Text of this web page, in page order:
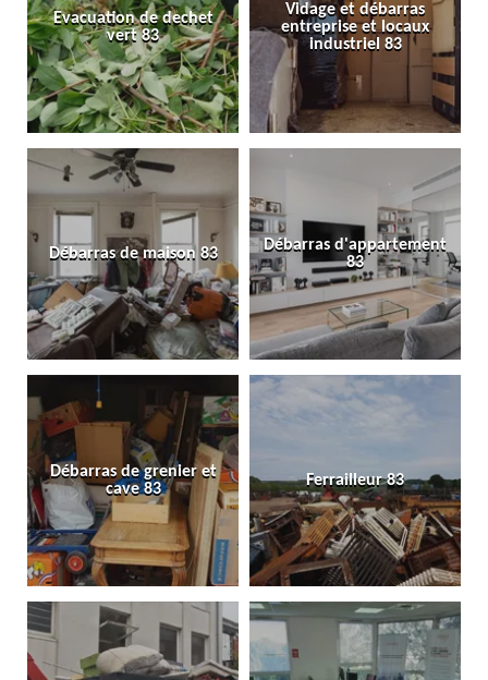
Evacuation de dechet
vert 83
Vidage et débarras
entreprise et locaux
industriel 83
Débarras de maison 83
Débarras d'appartement
83
Débarras de grenier et
cave 83
Ferrailleur 83